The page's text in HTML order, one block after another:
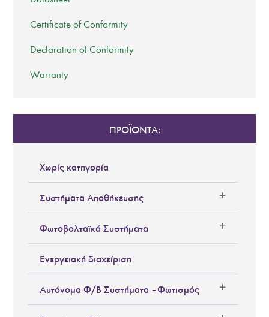
Certificate of Conformity
Declaration of Conformity
Warranty
ΠΡΟΪΟΝΤΑ:
Χωρίς κατηγορία
Συστήματα Αποθήκευσης
Φωτοβολταϊκά Συστήματα
Ενεργειακή διαχείριση
Αυτόνομα Φ/Β Συστήματα – Φωτισμός